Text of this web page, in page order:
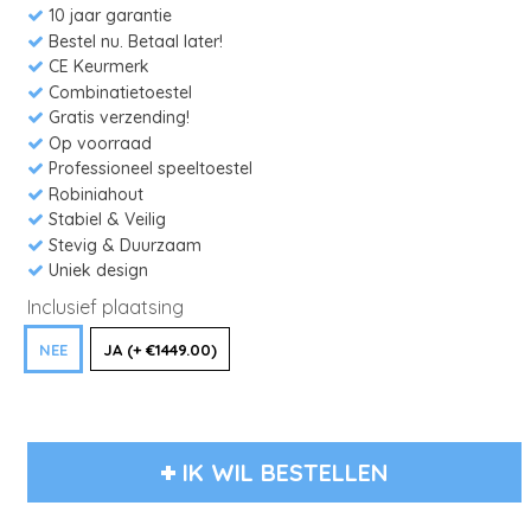
10 jaar garantie
Bestel nu. Betaal later!
CE Keurmerk
Combinatietoestel
Gratis verzending!
Op voorraad
Professioneel speeltoestel
Robiniahout
Stabiel & Veilig
Stevig & Duurzaam
Uniek design
Inclusief plaatsing
NEE JA (+ €1449.00)
IK WIL BESTELLEN